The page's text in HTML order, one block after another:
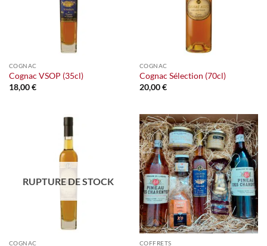
COGNAC
Cognac VSOP (35cl)
18,00€
COGNAC
Cognac Sélection (70cl)
20,00€
RUPTURE DE STOCK
COGNAC COFFRETS